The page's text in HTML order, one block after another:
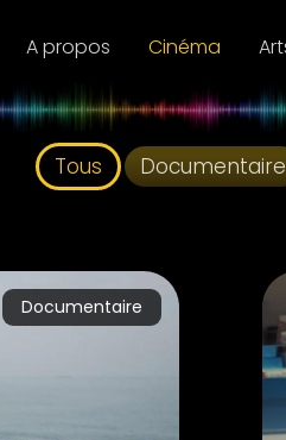
A propos
Documentaire
Tous
Documentaire